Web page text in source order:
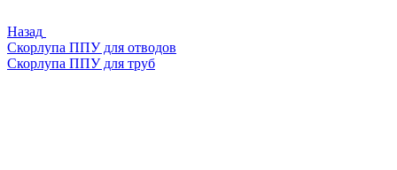
Назад
Скорлупа ППУ для отводов
Скорлупа ППУ для труб